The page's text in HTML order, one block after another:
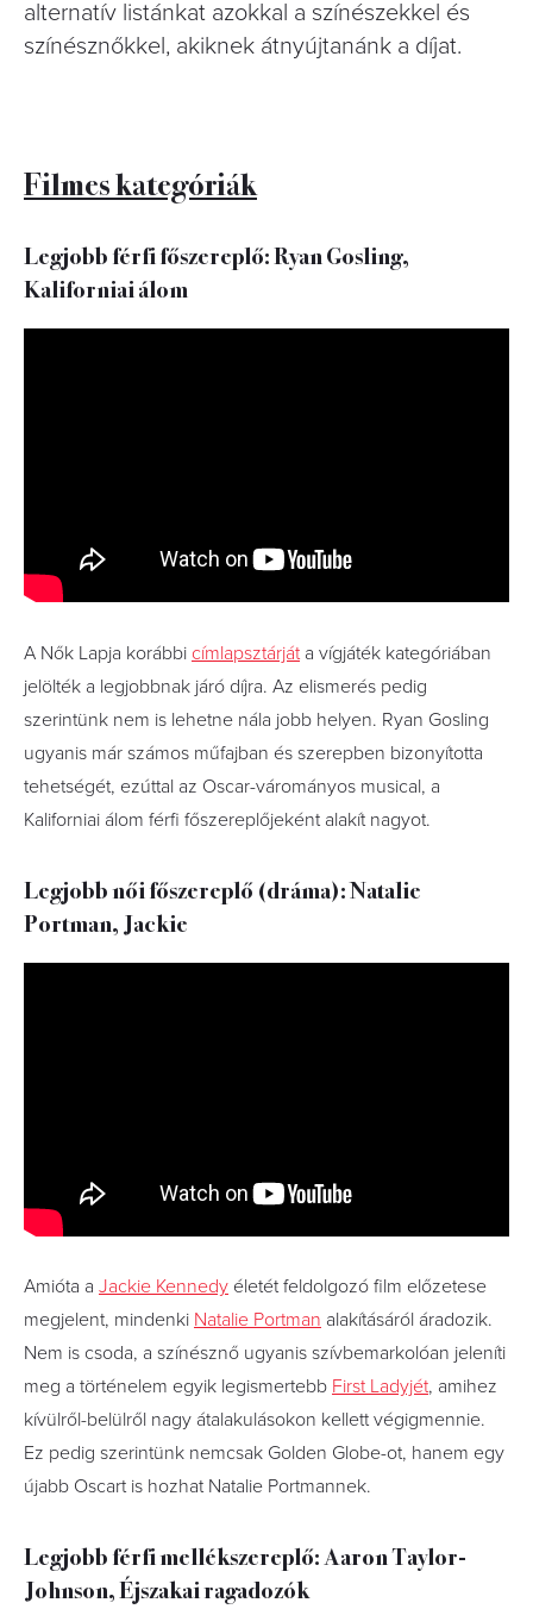
alternatív listánkat azokkal a színészekkel és
színésznőkkel, akiknek átnyújtanánk a díjat.
Filmes kategóriák
Legjobb férfi főszereplő: Ryan Gosling,
Kaliforniai álom
A Nők Lapja korábbi címlapsztárjáta vígjáték kategóriában
jelölték a legjobbnak járó díjra. Az elismerés pedig
szerintünk nem is lehetne nála jobb helyen. Ryan Gosling
ugyanis már számos műfajban és szerepben bizonyította
tehetségét, ezúttal az Oscar-várományos musical, a
Kaliforniai álom férfi főszereplőjeként alakít nagyot.
Legjobb női főszereplő (dráma): Natalie
Portman, Jackie
Amióta a Jackie Kennedy életét feldolgozó film előzetese
megjelent, mindenki Natalie Portman alakításáról áradozik.
Nem is csoda, a színésznő ugyanis szívbemarkolóan jeleníti
meg a történelem egyik legismertebb First Ladyjét, amihez
kívülről-belülről nagy átalakulásokon kellett végigmennie.
Ez pedig szerintünk nemcsak Golden Globe-ot, hanem egy
újabb Oscart is hozhat Natalie Portmannek.
Legjobb férfi mellékszereplő: Aaron Taylor-
Johnson, Éjszakai ragadozók